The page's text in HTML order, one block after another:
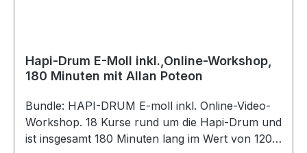
Hapi-Drum E-Moll inkl.,Online-Workshop,
180 Minuten mit Allan Poteon
Bundle: HAPI-DRUM E-moll inkl. Online-Video-
Workshop. 18 Kurse rund um die Hapi-Drum und
ist insgesamt 180 Minuten lang im Wert von 120,-